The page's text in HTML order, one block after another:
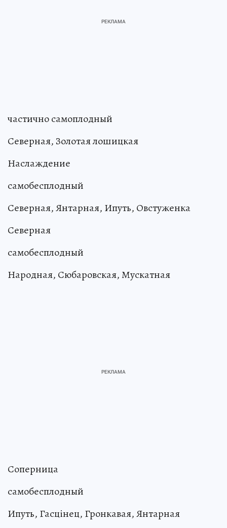
частично самоплодный
Северная, Золотая лошицкая
Наслаждение
самобесплодный
Северная, Янтарная, Ипуть, Овстуженка
Северная
самобесплодный
Народная, Сюбаровская, Мускатная
Соперница
самобесплодный
Ипуть, Гасцiнец, Гронкавая, Янтарная